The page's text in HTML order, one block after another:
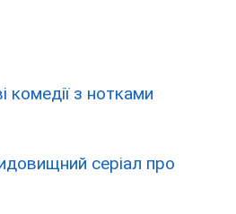
комедії з нотками
серіал про